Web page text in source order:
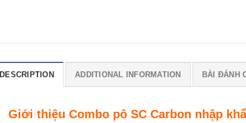
DESCRIPTION ADDITIONAL INFORMATION BÀI ĐÁNH
Giới thiệu Combo pô SC Carbon nhập